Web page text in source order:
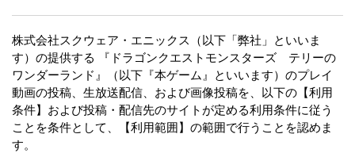
株式会社スクウェア・エニックス（以下「弊社」といいま
す）の提供する 『ドラゴンクエストモンスターズ テリーの
ワンダーランド』（以下『本ゲーム』といいます）のプレイ
動画の投稿、生放送配信、および画像投稿を、以下の【利用
条件】および投稿・配信先のサイトが定める利用条件に従う
ことを条件として、【利用範囲】の範囲で行うことを認めま
す。